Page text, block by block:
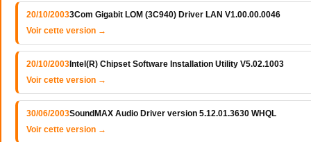
20/10/20033Com Gigabit LOM (3C940) Driver LAN V1.00.00.0046
Voir cette version →
20/10/2003 Intel(R) Chipset Software Installation Utility V5.02.1003
Voir cette version →
30/06/2003SoundMAX Audio Driver version 5.12.01.3630 WHQL
Voir cette version →